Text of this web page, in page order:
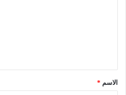
الاسم *